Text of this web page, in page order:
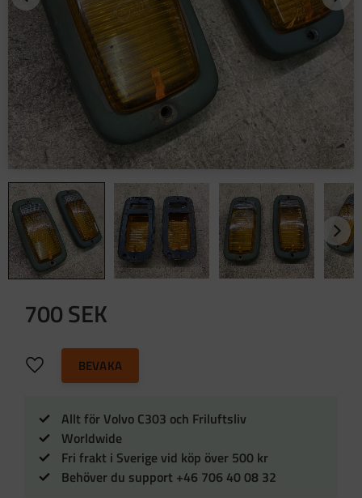
700SEK
Lägg till i favoriter
BEVAKA
Allt för Volvo C303 och Friluftsliv
Worldwide
Fri frakt i Sverige vid köp över 500 kr
Behöver du support +46 706 40 08 32